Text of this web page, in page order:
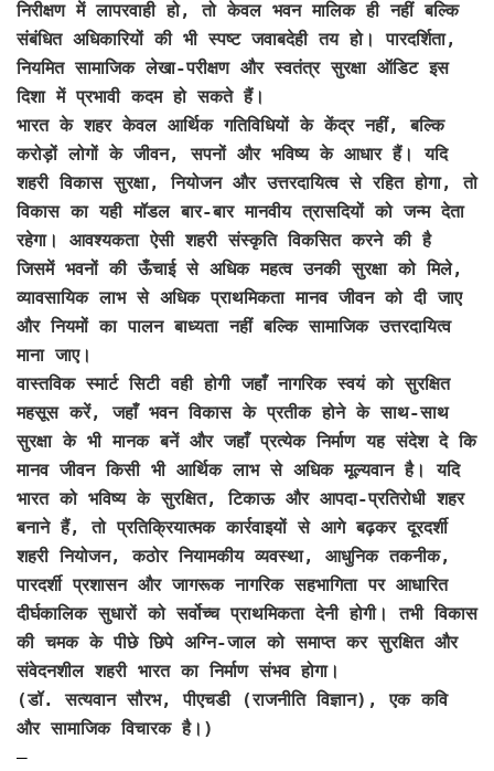
निरीक्षण में लापरवाही हो, तो केवल भवन मालिक ही नहीं बल्कि
संबंधित अधिकारियों की भी स्पष्ट जवाबदेही तय हो। पारदर्शिता,
नियमित सामाजिक लेखा-परीक्षण और स्वतंत्र सुरक्षा ऑडिट इस
दिशा में प्रभावी कदम हो सकते हैं।
भारत के शहर केवल आर्थिक गतिविधियों के केंद्र नहीं, बल्कि
करोड़ों लोगों के जीवन, सपनों और भविष्य के आधार हैं। यदि
शहरी विकास सुरक्षा, नियोजन और उत्तरदायित्व से रहित होगा, तो
विकास का यही मॉडल बार-बार मानवीय त्रासदियों को जन्म देता
रहेगा। आवश्यकता ऐसी शहरी संस्कृति विकसित करने की है
जिसमें भवनों की ऊँचाई से अधिक महत्व उनकी सुरक्षा को मिले,
व्यावसायिक लाभ से अधिक प्राथमिकता मानव जीवन को दी जाए
और नियमों का पालन बाध्यता नहीं बल्कि सामाजिक उत्तरदायित्व
माना जाए।
वास्तविक स्मार्ट सिटी वही होगी जहाँ नागरिक स्वयं को सुरक्षित
महसूस करें, जहाँ भवन विकास के प्रतीक होने के साथ-साथ
सुरक्षा के भी मानक बनें और जहाँ प्रत्येक निर्माण यह संदेश दे कि
मानव जीवन किसी भी आर्थिक लाभ से अधिक मूल्यवान है। यदि
भारत को भविष्य के सुरक्षित, टिकाऊ और आपदा-प्रतिरोधी शहर
बनाने हैं, तो प्रतिक्रियात्मक कार्रवाइयों से आगे बढ़कर दूरदर्शी
शहरी नियोजन, कठोर नियामकीय व्यवस्था, आधुनिक तकनीक,
पारदर्शी प्रशासन और जागरूक नागरिक सहभागिता पर आधारित
दीर्घकालिक सुधारों को सर्वोच्च प्राथमिकता देनी होगी। तभी विकास
की चमक के पीछे छिपे अग्नि-जाल को समाप्त कर सुरक्षित और
संवेदनशील शहरी भारत का निर्माण संभव होगा।
(डॉ. सत्यवान सौरभ, पीएचडी (राजनीति विज्ञान), एक कवि
और सामाजिक विचारक है।)
—